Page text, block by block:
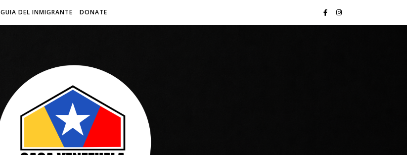
GUIA DEL INMIGRANTE DONATE